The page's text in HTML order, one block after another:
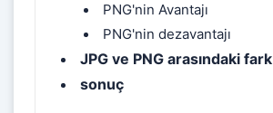
PNG'nin Avantajı
PNG'nin dezavantajı
JPG ve PNG arasındaki fark
sonuç